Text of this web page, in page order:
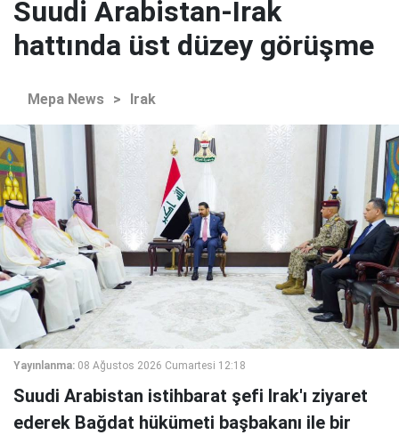
Suudi Arabistan-Irak
hattında üst düzey görüşme
Mepa News > Irak
Yayınlanma: 08 Ağustos 2026 Cumartesi 12:18
Suudi Arabistan istihbarat şefi Irak'ı ziyaret
ederek Bağdat hükümeti başbakanı ile bir